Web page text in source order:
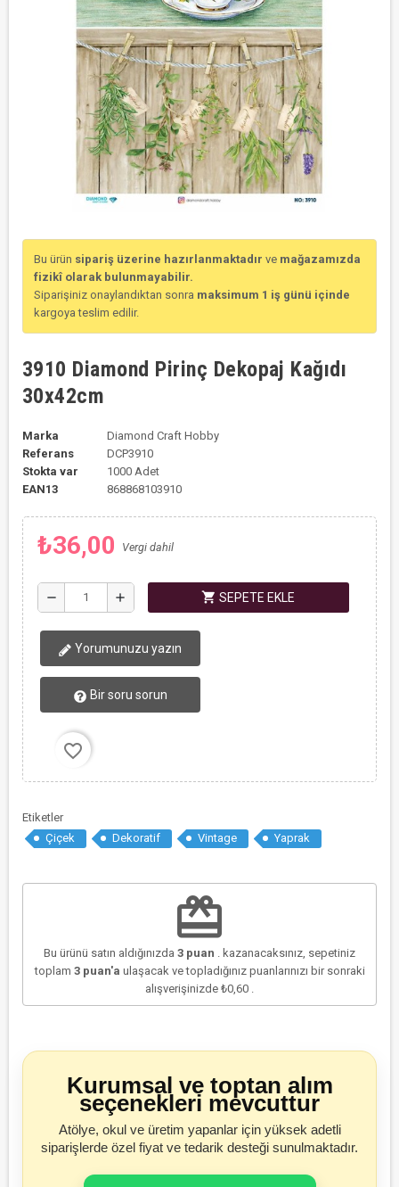
Bu ürün sipariş üzerine hazırlanmaktadır ve mağazamızda
fizikî olarak bulunmayabilir.
Siparişiniz onaylandıktan sonra maksimum 1 iş günü içinde
kargoya teslim edilir.
3910 Diamond Pirinç Dekopaj Kağıdı
30x42cm
Marka
Diamond Craft Hobby
Referans
DCP3910
Stokta var
1000 Adet
EAN13
868868103910
₺36,00 Vergi dahil
remove add shopping_cart SEPETE EKLE
Yorumunuzu yazın
Bir soru sorun
favorite_border
Etiketler
Çiçek
Dekoratif Vintage Yaprak
redeem
Bu ürünü satın aldığınızda 3 puan . kazanacaksınız, sepetiniz
toplam 3puan'a ulaşacak ve topladığınız puanlarınızı bir sonraki
alışverişinizde ₺0,60
Kurumsal ve toptan alım
seçenekleri mevcuttur
Atölye, okul ve üretim yapanlar için yüksek adetli
siparişlerde özel fiyat ve tedarik desteği sunulmaktadır.